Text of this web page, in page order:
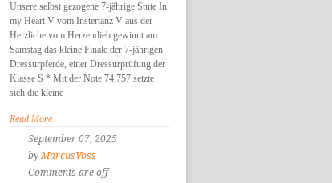
Unsere selbst gezogene 7-jährige Stute In
my Heart V vom Instertanz V aus der
Herzliche vom Herzendieb gewinnt am
Samstag das kleine Finale der 7-jährigen
Dressurpferde, einer Dressurprüfung der
Klasse S * Mit der Note 74,757 setzte
sich die kleine
Read More
September 07, 2025
byMarcusVoss
Comments are off